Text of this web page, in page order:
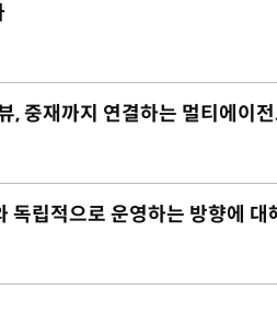
재까지 연결하는 멀티에이
립적으로 운영하는 방향에 대